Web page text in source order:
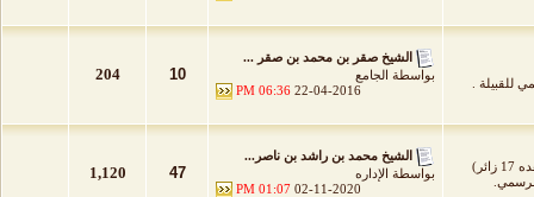
للقبيلة .
الشيخ صقر بن محمد بن صقر ...
بواسطة الجامع
22-04-2016
06:36 PM
10
204
الشيخ محمد بن راشد بن ناصر...
بواسطة الإداره
02-11-2020
01:07 PM
47
1,120